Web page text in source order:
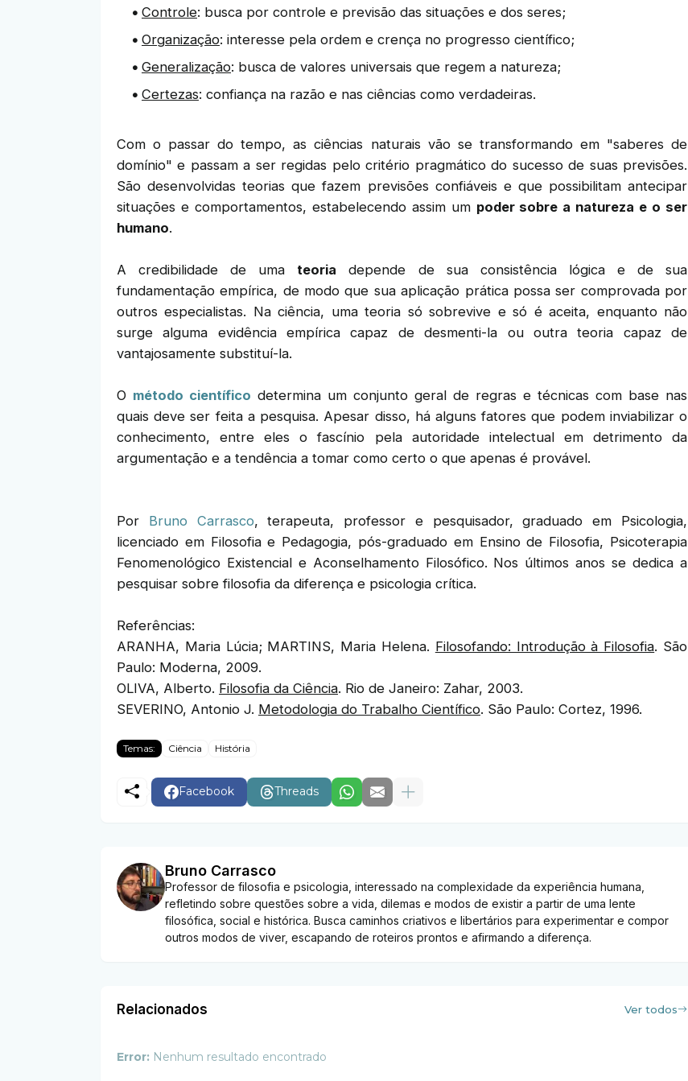
Controle: busca por controle e previsão das situações e dos seres;
Organização: interesse pela ordem e crença no progresso científico;
Generalização: busca de valores universais que regem a natureza;
Certezas: confiança na razão e nas ciências como verdadeiras.
Com o passar do tempo, as ciências naturais vão se transformando em "saberes de
domínio" e passam a ser regidas pelo critério pragmático do sucesso de suas previsões.
São desenvolvidas teorias que fazem previsões confiáveis e que possibilitam antecipar
situações e comportamentos, estabelecendo assim um poder sobre a natureza e o ser
humano.
A credibilidade de uma teoria depende de sua consistência lógica e de sua
fundamentação empírica, de modo que sua aplicação prática possa ser comprovada por
outros especialistas. Na ciência, uma teoria só sobrevive e só é aceita, enquanto não
surge alguma evidência empírica capaz de desmenti-la ou outra teoria capaz de
vantajosamente substituí-la.
O método científico determina um conjunto geral de regras e técnicas com base nas
quais deve ser feita a pesquisa. Apesar disso, há alguns fatores que podem inviabilizar o
conhecimento, entre eles o fascínio pela autoridade intelectual em detrimento da
argumentação e a tendência a tomar como certo o que apenas é provável.
Por Bruno Carrasco, terapeuta, professor e pesquisador, graduado em Psicologia,
licenciado em Filosofia e Pedagogia, pós-graduado em Ensino de Filosofia, Psicoterapia
Fenomenológico Existencial e Aconselhamento Filosófico. Nos últimos anos se dedica a
pesquisar sobre filosofia da diferença e psicologia crítica.
Referências:
ARANHA, Maria Lúcia; MARTINS, Maria Helena. Filosofando: Introdução à Filosofia. São
Paulo: Moderna, 2009.
OLIVA, Alberto. Filosofia da Ciência. Rio de Janeiro: Zahar, 2003.
SEVERINO, Antonio J. Metodologia do Trabalho Científico. São Paulo: Cortez, 1996.
Temas: Ciência História
Facebook Threads
Bruno Carrasco
Professor de filosofia e psicologia, interessado na complexidade da experiência humana,
refletindo sobre questões sobre a vida, dilemas e modos de existir a partir de uma lente
filosófica, social e histórica. Busca caminhos criativos e libertários para experimentar e compor
outros modos de viver, escapando de roteiros prontos e afirmando a diferença.
Relacionados Ver todos
Error: Nenhum resultado encontrado